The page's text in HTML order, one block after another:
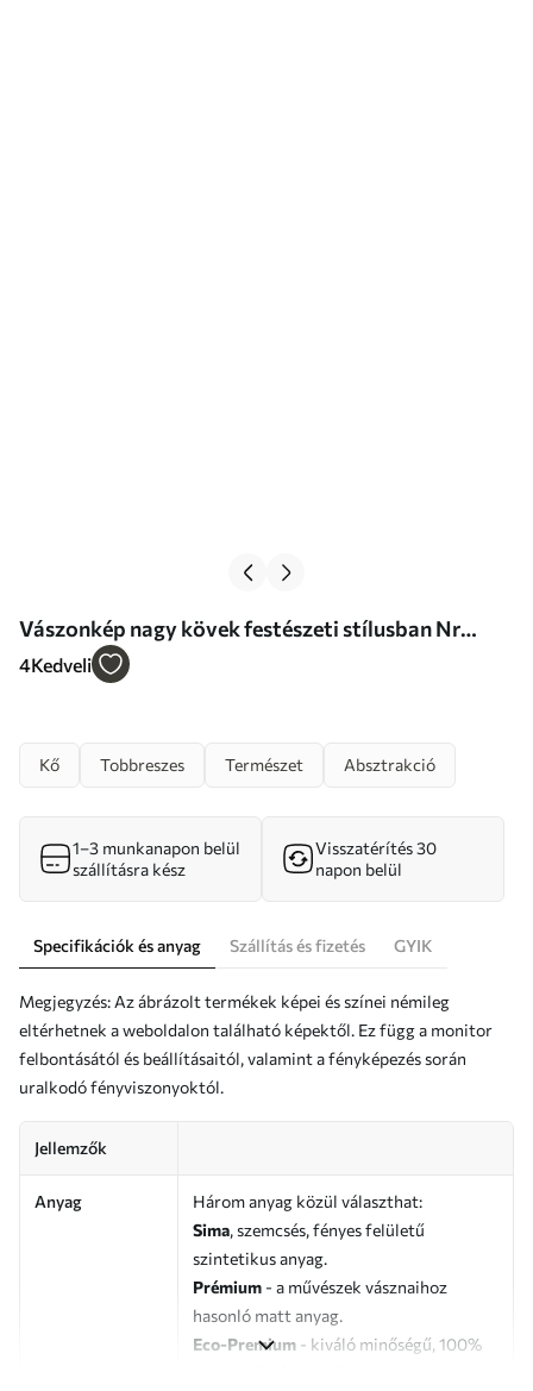
Vászonkép nagy kövek festészeti stílusban Nr
m01181
4Kedveli
Kő Tobbreszes Természet Absztrakció
1–3 munkanapon belül
szállításra kész
Visszatérítés 30
napon belül
Specifikációk és anyag Szállítás és fizetés GYIK
Megjegyzés: Az ábrázolt termékek képei és színei némileg
eltérhetnek a weboldalon található képektől. Ez függ a monitor
felbontásától és beállításaitól, valamint a fényképezés során
uralkodó fényviszonyoktól.
Jellemzők
Anyag
Három anyag közül választhat:
Sima, szemcsés, fényes felületű
szintetikus anyag.
Prémium - a művészek vásznaihoz
hasonló matt anyag.
Eco-Premium - kiváló minőségű, 100%